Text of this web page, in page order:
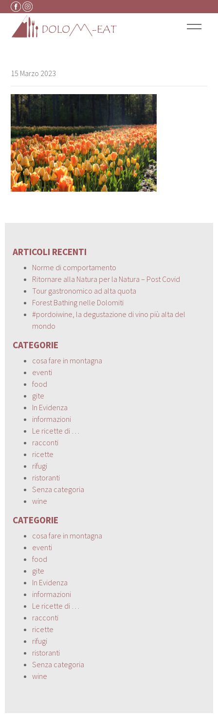
Vai al contenuto
15 Marzo 2023
ARTICOLI RECENTI
Norme di comportamento
Ritornare alla Natura per la Natura – Post Covid
Tour gastronomico ad alta quota
Forest Bathing nelle Dolomiti
#pordoiwine, la degustazione di vino più alta del
mondo
CATEGORIE
cosa fare in montagna
eventi
food
gite
In Evidenza
informazioni
Le ricette di …
racconti
ricette
rifugi
ristoranti
Senza categoria
wine
CATEGORIE
cosa fare in montagna
eventi
food
gite
In Evidenza
informazioni
Le ricette di …
racconti
ricette
rifugi
ristoranti
Senza categoria
wine